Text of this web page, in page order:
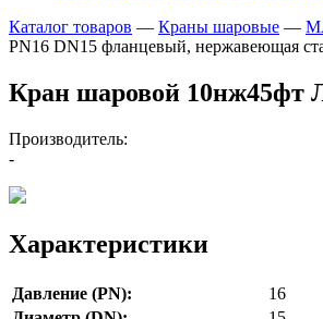
Каталог товаров — Краны шаровые —
PN16 DN15 фланцевый, нержавеющая
Кран шаровой 10нж45фт
Производитель:
-
Характеристики
Давление (PN):
16